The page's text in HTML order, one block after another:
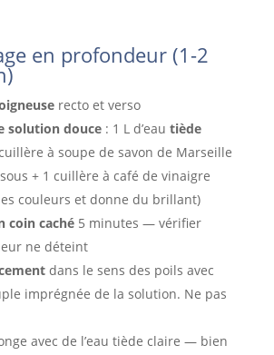
en profondeur (1-2
recto et verso
solution douce: 1 L d’eau tiède
à soupe de savon de Marseille
+ 1 cuillère à café de vinaigre
couleurs et donne du brillant)
coin caché5 minutes — vérifier
ne déteint
dans le sens des poils avec
imprégnée de la solution. Ne pas
avec de l’eau tiède claire — bien